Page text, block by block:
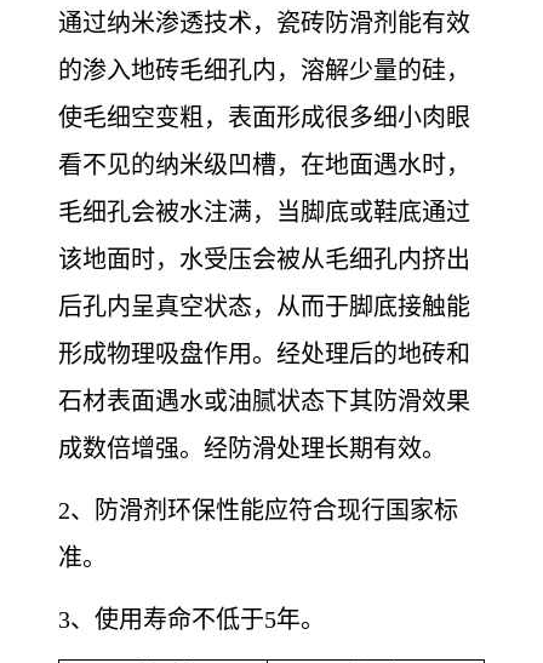
通过纳米渗透技术，瓷砖防滑剂能有效
的渗入地砖毛细孔内，溶解少量的硅，
使毛细空变粗，表面形成很多细小肉眼
看不见的纳米级凹槽，在地面遇水时，
毛细孔会被水注满，当脚底或鞋底通过
该地面时，水受压会被从毛细孔内挤出
后孔内呈真空状态，从而于脚底接触能
形成物理吸盘作用。经处理后的地砖和
石材表面遇水或油腻状态下其防滑效果
成数倍增强。经防滑处理长期有效。
2、防滑剂环保性能应符合现行国家标
准。
3、使用寿命不低于5年。